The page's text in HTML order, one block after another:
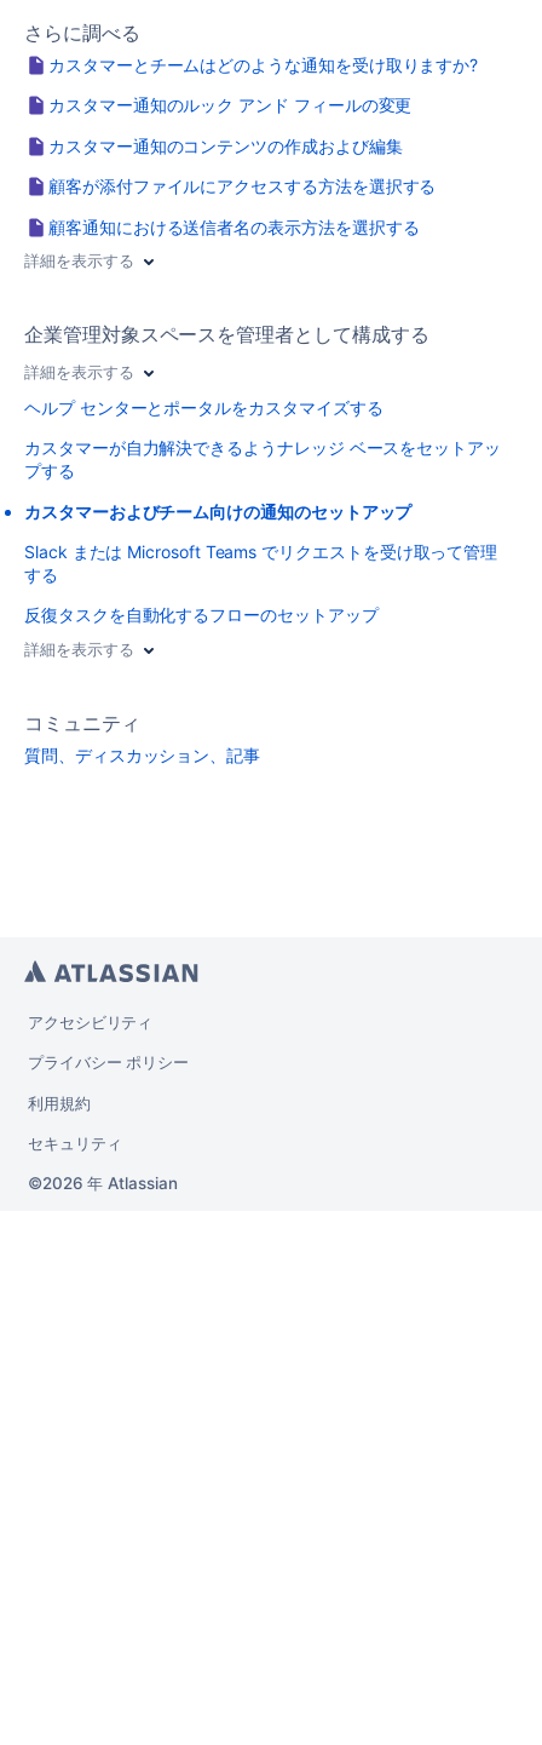
さらに調べる
カスタマーとチームはどのような通知を受け取りますか?
カスタマー通知のルック アンド フィールの変更
カスタマー通知のコンテンツの作成および編集
顧客が添付ファイルにアクセスする方法を選択する
顧客通知における送信者名の表示方法を選択する
詳細を表示する
企業管理対象スペースを管理者として構成する
詳細を表示する
ヘルプ センターとポータルをカスタマイズする
カスタマーが自力解決できるようナレッジ ベースをセットアッ
プする
カスタマーおよびチーム向けの通知のセットアップ
Slack または Microsoft Teams でリクエストを受け取って管理
する
反復タスクを自動化するフローのセットアップ
詳細を表示する
コミュニティ
質問、ディスカッション、記事
アクセシビリティ
プライバシー ポリシー
利用規約
セキュリティ
2026 年 Atlassian